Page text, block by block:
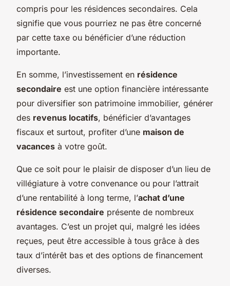
compris pour les résidences secondaires. Cela
signifie que vous pourriez ne pas être concerné
par cette taxe ou bénéficier d’une réduction
importante.
En somme, l’investissement en résidence
secondaire est une option financière intéressante
pour diversifier son patrimoine immobilier, générer
des revenus locatifs, bénéficier d’avantages
fiscaux et surtout, profiter d’une maison de
vacances à votre goût.
Que ce soit pour le plaisir de disposer d’un lieu de
villégiature à votre convenance ou pour l’attrait
d’une rentabilité à long terme, l’achat d’une
résidence secondaire présente de nombreux
avantages. C’est un projet qui, malgré les idées
reçues, peut être accessible à tous grâce à des
taux d’intérêt bas et des options de financement
diverses.